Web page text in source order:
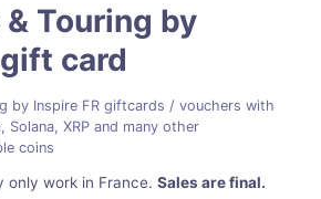
Touring by
gift card
by Inspire FR giftcards / vouchers with
Solana, XRP and many other
coins
only work in France. Sales are final.